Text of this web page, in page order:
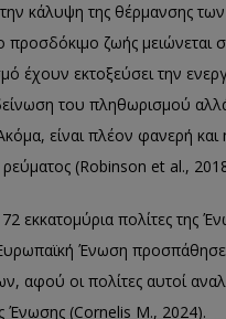
κάλυψη της θέρμανσης των
προσδόκιμο ζωής
εκτοξεύσει την
του πληθωρισμού
είναι πλέον φανερή
(Robinson et al.,
εκκατομύρια πολίτες της
Ένωση προσπάθησε
αφού οι πολίτες αυτοί
Ένωσης (Cornelis M., 2024).